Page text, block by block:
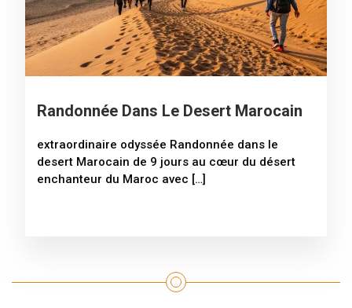
Randonnée Dans Le Desert Marocain
extraordinaire odyssée Randonnée dans le
desert Marocain de 9 jours au cœur du désert
enchanteur du Maroc avec […]